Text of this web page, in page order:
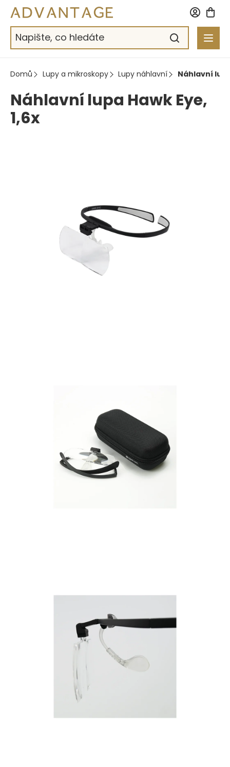
Přejít
obsah
Domů Lupy a mikroskopy Lupy náhlavní Náhlavní
Náhlavní lupa Hawk Eye,
1,6x